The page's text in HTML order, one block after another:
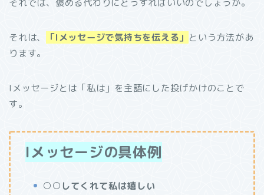
それでは、褒める代わりにどうすればいいのでしょうか。
それは、 「Iメッセージで気持ちを伝える」 という方法があ
ります。
Iメッセージとは「私は」を主語にした投げかけのことで
す。
Iメッセージの具体例
○○してくれて私は嬉しい